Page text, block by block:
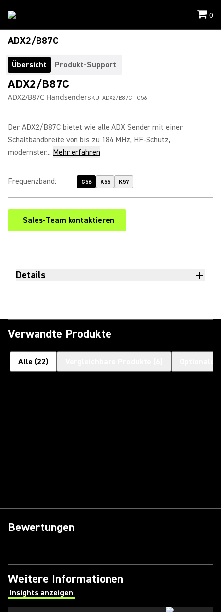
0
ADX2/B87C
Übersicht Produkt-Support
ADX2/B87C
ADX2/B87C HandsenderSKU: ADX2/B87C=-G56
Der ADX2/B87C bietet wie alle ADX Sender mit einer
Schaltbandbreite von bis zu 184 MHz, HF-Schutz,
modernster... Mehr erfahren
Frequenzband: G56 K55 K57
Sales-Team kontaktieren
Details
Verwandte Produkte
Alle (22)
Bewertungen
Weitere Informationen
Insights anzeigen
(Opens in a new tab)